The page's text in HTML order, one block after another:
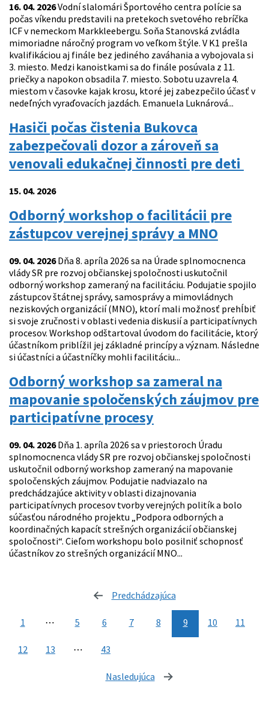
16. 04. 2026Vodní slalomári Športového centra polície sa
počas víkendu predstavili na pretekoch svetového rebríčka
ICF v nemeckom Markkleebergu. Soňa Stanovská zvládla
mimoriadne náročný program vo veľkom štýle. V K1 prešla
kvalifikáciou aj finále bez jediného zaváhania a vybojovala si
3. miesto. Medzi kanoistkami sa do finále posúvala z 11.
priečky a napokon obsadila 7. miesto. Sobotu uzavrela 4.
miestom v časovke kajak krosu, ktoré jej zabezpečilo účasť v
nedeľných vyraďovacích jazdách. Emanuela Luknárová...
Hasiči počas čistenia Bukovca
zabezpečovali dozor a zároveň sa
venovali edukačnej činnosti pre deti
15. 04. 2026
Odborný workshop o facilitácii pre
zástupcov verejnej správy a MNO
09. 04. 2026Dňa 8. apríla 2026 sa na Úrade splnomocnenca
vlády SR pre rozvoj občianskej spoločnosti uskutočnil
odborný workshop zameraný na facilitáciu. Podujatie spojilo
zástupcov štátnej správy, samosprávy a mimovládnych
neziskových organizácií (MNO), ktorí mali možnosť prehĺbiť
si svoje zručnosti v oblasti vedenia diskusií a participatívnych
procesov. Workshop odštartoval úvodom do facilitácie, ktorý
účastníkom priblížil jej základné princípy a význam. Následne
si účastníci a účastníčky mohli facilitáciu...
Odborný workshop sa zameral na
mapovanie spoločenských záujmov pre
participatívne procesy
09. 04. 2026Dňa 1. apríla 2026 sa v priestoroch Úradu
splnomocnenca vlády SR pre rozvoj občianskej spoločnosti
uskutočnil odborný workshop zameraný na mapovanie
spoločenských záujmov. Podujatie nadviazalo na
predchádzajúce aktivity v oblasti dizajnovania
participatívnych procesov tvorby verejných politík a bolo
súčasťou národného projektu „Podpora odborných a
koordinačných kapacít strešných organizácií občianskej
spoločnosti“. Cieľom workshopu bolo posilniť schopnosť
účastníkov zo strešných organizácií MNO...
Predchádzajúca
1 ⋯ 5 6 7 8 9 10 11
12 13 ⋯ 43
Nasledujúca stránka